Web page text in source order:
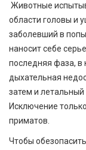
Животные
области головы и
заболевший в
наносит себе
последняя фаза, в
дыхательная
затем и
Исключение
приматов.
Чтобы